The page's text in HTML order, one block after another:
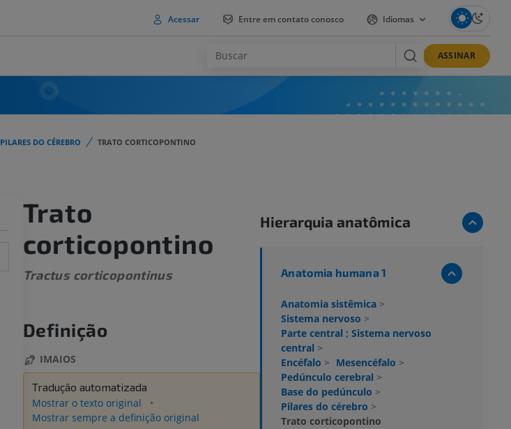
Acessar Entre em contato conosco Idiomas
ASSINAR
PILARES DO CÉREBRO TRATO CORTICOPONTINO
Trato
corticopontino
Tractus corticopontinus
Definição
IMAIOS
Tradução automatizada
Mostrar o texto original
Mostrar sempre a definição original
Hierarquia anatômica
Anatomia humana 1
Anatomia sistêmica >
Sistema nervoso >
Parte central ; Sistema nervoso
central >
Encéfalo > Mesencéfalo >
Pedúnculo cerebral >
Base do pedúnculo >
Pilares do cérebro >
Trato corticopontino